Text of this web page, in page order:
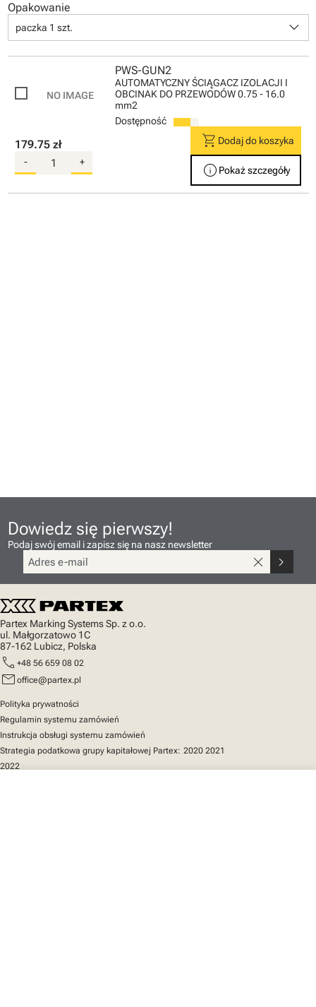
Opakowanie
paczka 1 szt. keyboard_arrow_down
PWS-GUN2
AUTOMATYCZNY ŚCIĄGACZ IZOLACJI I
OBCINAK DO PRZEWODÓW 0.75 - 16.0
mm2
Dostępność
179.75 zł
- +
shopping_cart Dodaj do koszyka
info Pokaż szczegóły
Dowiedz się pierwszy!
Podaj swój email i zapisz się na nasz newsletter
close chevron_right
Partex Marking Systems Sp. z o.o.
ul. Małgorzatowo 1C
87-162 Lubicz, Polska
call +48 56 659 08 02
mail office@partex.pl
Polityka prywatności
Regulamin systemu zamówień
Instrukcja obsługi systemu zamówień
Strategia podatkowa grupy kapitałowej Partex: 2020 2021
2022